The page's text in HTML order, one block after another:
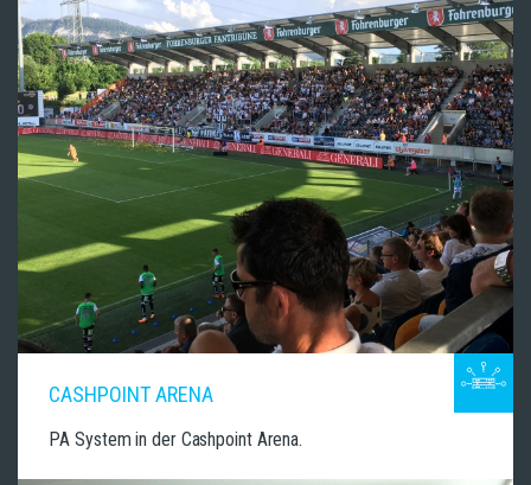
CASHPOINT ARENA
PA System in der Cashpoint Arena.